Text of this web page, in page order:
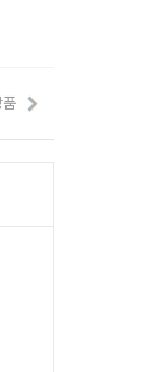
품